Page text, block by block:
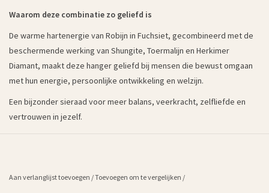
Waarom deze combinatie zo geliefd is
De warme hartenergie van Robijn in Fuchsiet, gecombineerd met de
beschermende werking van Shungite, Toermalijn en Herkimer
Diamant, maakt deze hanger geliefd bij mensen die bewust omgaan
met hun energie, persoonlijke ontwikkeling en welzijn.
Een bijzonder sieraad voor meer balans, veerkracht, zelfliefde en
vertrouwen in jezelf.
Aan verlanglijst toevoegen /Toevoegen om te vergelijken /